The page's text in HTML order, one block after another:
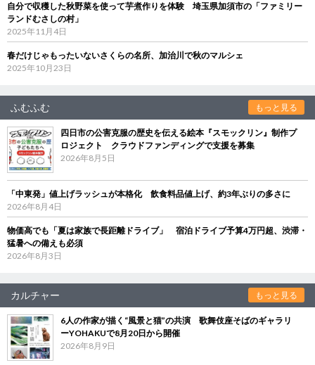
自分で収穫した秋野菜を使って芋煮作りを体験 埼玉県加須市の「ファミリー
ランドむさしの村」
2025年11月4日
春だけじゃもったいないさくらの名所、加治川で秋のマルシェ
2025年10月23日
ふむふむ もっと見る
四日市の公害克服の歴史を伝える絵本『スモックリン』制作プ
ロジェクト クラウドファンディングで支援を募集
2026年8月5日
「中東発」値上げラッシュが本格化 飲食料品値上げ、約3年ぶりの多さに
2026年8月4日
物価高でも「夏は家族で長距離ドライブ」 宿泊ドライブ予算4万円超、渋滞・
猛暑への備えも必須
2026年8月3日
カルチャー もっと見る
6人の作家が描く“風景と猫”の共演 歌舞伎座そばのギャラリ
ーYOHAKUで8月20日から開催
2026年8月9日